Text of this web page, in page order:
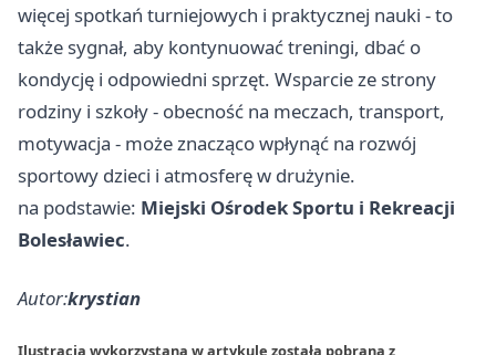
więcej spotkań turniejowych i praktycznej nauki - to
także sygnał, aby kontynuować treningi, dbać o
kondycję i odpowiedni sprzęt. Wsparcie ze strony
rodziny i szkoły - obecność na meczach, transport,
motywacja - może znacząco wpłynąć na rozwój
sportowy dzieci i atmosferę w drużynie.
na podstawie: Miejski Ośrodek Sportu i Rekreacji
Bolesławiec.
Autor:krystian
Ilustracja wykorzystana w artykule została pobrana z